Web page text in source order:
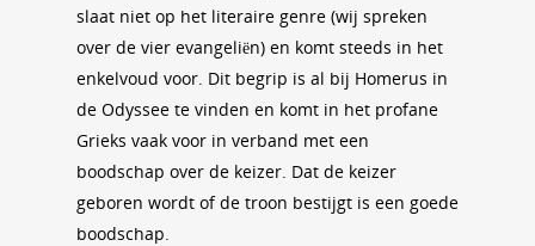
slaat niet op het literaire genre (wij spreken
over de vier evangeliën) en komt steeds in het
enkelvoud voor. Dit begrip is al bij Homerus in
de Odyssee te vinden en komt in het profane
Grieks vaak voor in verband met een
boodschap over de keizer. Dat de keizer
geboren wordt of de troon bestijgt is een goede
boodschap.